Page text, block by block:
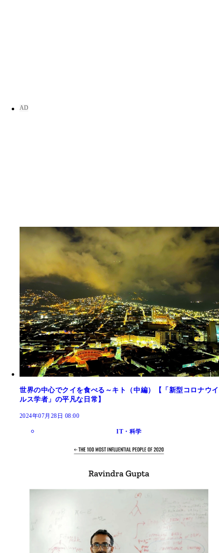
世界の中心でクイを食べる～キト（中編）【「新型コロナウイ
ルス学者」の平凡な日常】
2024年07月28日 08:00
IT・科学